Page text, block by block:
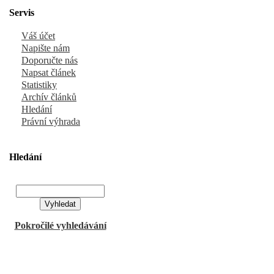
Servis
Váš účet
Napište nám
Doporučte nás
Napsat článek
Statistiky
Archív článků
Hledání
Právní výhrada
Hledání
Pokročilé vyhledávání